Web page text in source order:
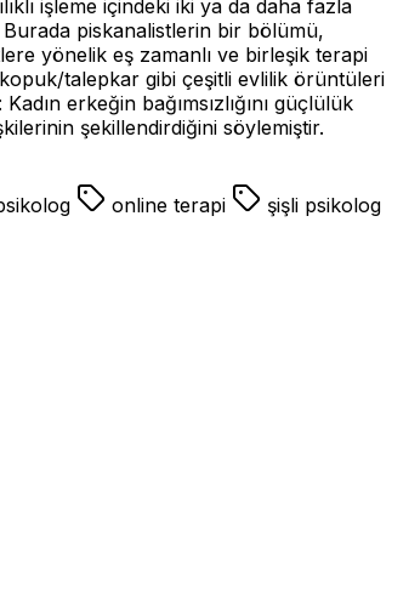
işleme içindeki iki ya da daha fazla
Burada piskanalistlerin bir bölümü,
yönelik eş zamanlı ve birleşik terapi
talepkar gibi çeşitli evlilik örüntüleri
erkeğin bağımsızlığını güçlülük
şekillendirdiğini söylemiştir.
online terapi şişli psikolog